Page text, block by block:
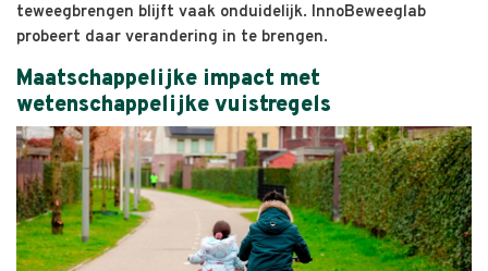
teweegbrengen blijft vaak onduidelijk. InnoBeweeglab
probeert daar verandering in te brengen.
Maatschappelijke impact met
wetenschappelijke vuistregels